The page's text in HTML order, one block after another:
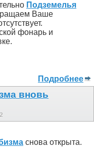
Подземелья
Ваше
фонарь и
Подробнее
внoвь
снова открыта.